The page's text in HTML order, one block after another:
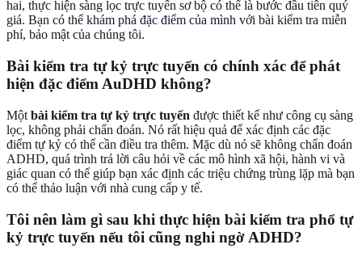
hai, thực hiện sàng lọc trực tuyến sơ bộ có thể là bước đầu tiên quý
giá. Bạn có thể khám phá đặc điểm của mình với bài kiểm tra miễn
phí, bảo mật của chúng tôi.
Bài kiểm tra tự kỷ trực tuyến có chính xác để phát
hiện đặc điểm AuDHD không?
Một bài kiểm tra tự kỷ trực tuyến được thiết kế như công cụ sàng
lọc, không phải chẩn đoán. Nó rất hiệu quả để xác định các đặc
điểm tự kỷ có thể cần điều tra thêm. Mặc dù nó sẽ không chẩn đoán
ADHD, quá trình trả lời câu hỏi về các mô hình xã hội, hành vi và
giác quan có thể giúp bạn xác định các triệu chứng trùng lặp mà bạn
có thể thảo luận với nhà cung cấp y tế.
Tôi nên làm gì sau khi thực hiện bài kiểm tra phổ tự
kỷ trực tuyến nếu tôi cũng nghi ngờ ADHD?